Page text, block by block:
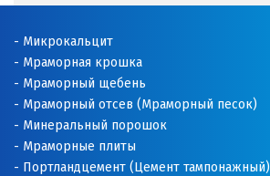
Микрокальцит
Мраморная крошка
Мраморный щебень
Мраморный отсев (Мраморный песок)
Минеральный порошок
Мраморные плиты
Портландцемент (Цемент тампонажный)